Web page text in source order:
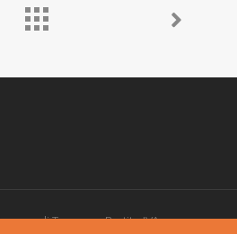
di Torgnon - Partita IVA: